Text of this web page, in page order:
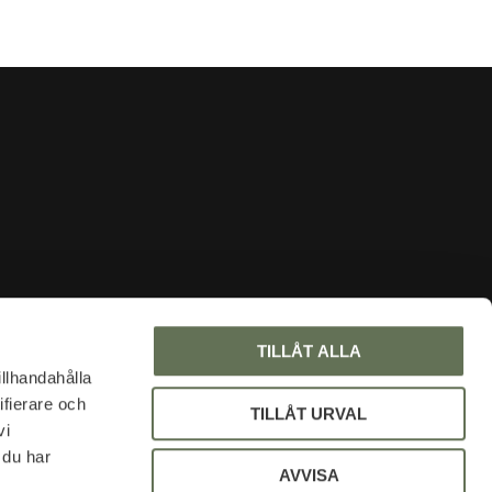
och
har
TILLÅT ALLA
TILLÅT URVAL
AVVISA
About us
Blog